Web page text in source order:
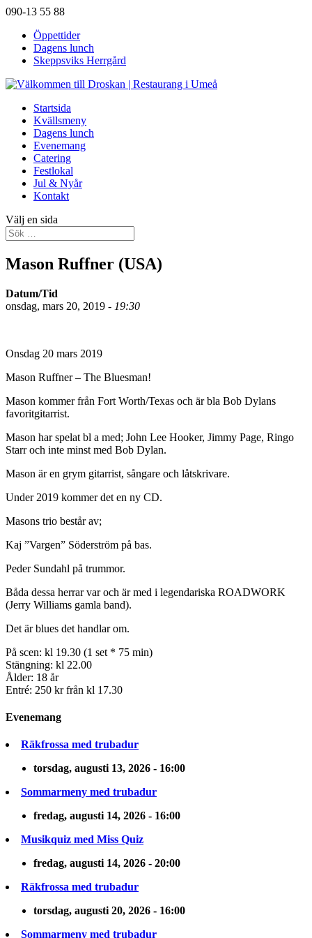
090-13 55 88
Öppettider
Dagens lunch
Skeppsviks Herrgård
Startsida
Kvällsmeny
Dagens lunch
Evenemang
Catering
Festlokal
Jul & Nyår
Kontakt
Välj en sida
Mason Ruffner (USA)
Datum/Tid
onsdag, mars 20, 2019 - 19:30
Onsdag 20 mars 2019
Mason Ruffner – The Bluesman!
Mason kommer från Fort Worth/Texas och är bla Bob Dylans
favoritgitarrist.
Mason har spelat bl a med; John Lee Hooker, Jimmy Page, Ringo
Starr och inte minst med Bob Dylan.
Mason är en grym gitarrist, sångare och låtskrivare.
Under 2019 kommer det en ny CD.
Masons trio består av;
Kaj ”Vargen” Söderström på bas.
Peder Sundahl på trummor.
Båda dessa herrar var och är med i legendariska ROADWORK
(Jerry Williams gamla band).
Det är blues det handlar om.
På scen: kl 19.30 (1 set * 75 min)
Stängning: kl 22.00
Ålder: 18 år
Entré: 250 kr från kl 17.30
Evenemang
Räkfrossa med trubadur
torsdag, augusti 13, 2026 - 16:00
Sommarmeny med trubadur
fredag, augusti 14, 2026 - 16:00
Musikquiz med Miss Quiz
fredag, augusti 14, 2026 - 20:00
Räkfrossa med trubadur
torsdag, augusti 20, 2026 - 16:00
Sommarmeny med trubadur